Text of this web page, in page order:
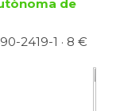
de
2419-1 · 8 €